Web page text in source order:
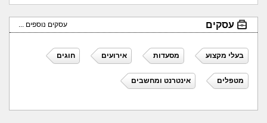
עסקים עסקים נוספים ...
בעלי מקצוע מסעדות אירועים חוגים
מטפלים אינטרנט ומחשבים